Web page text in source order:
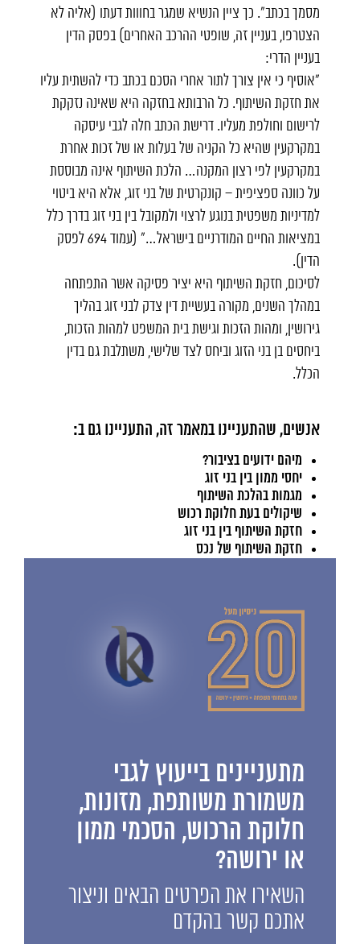
מסמך בכתב". כך ציין הנשיא שמגר בחווות דעתו (אליה לא
הצטרפו, בעניין זה, שופטי ההרכב האחרים) בפסק הדין
בעניין הדרי:
"אוסיף כי אין צורך לתור אחרי הסכם בכתב כדי להשתית עליו
את חזקת השיתוף. כל הרבותא בחזקה היא שאינה נזקקת
לרישום וחולפת מעליו. דרישת הכתב חלה לגבי עיסקה
במקרקעין שהיא כל הקניה של בעלות או של זכות אחרת
במקרקעין לפי רצון המקנה… הלכת השיתוף אינה מבוססת
על כוונה ספציפית – קונקרטית של בני זוג, אלא היא ביטוי
למדיניות משפטית בנוגע לרצוי ולמקובל בין בני זוג בדרך כלל
במציאות החיים המודרניים בישראל…" (עמוד 694 לפסק
הדין).
לסיכום, חזקת השיתוף היא יציר פסיקה אשר התפתחה
במהלך השנים, מקורה בעשיית דין צדק לבני זוג בהליך
גירושין, ומהות הזכות וגישת בית המשפט למהות הזכות,
ביחסים בן בני הזוג וביחס לצד שלישי, משתלבת גם בדין
הכלל.
אנשים, שהתעניינו במאמר זה, התעניינו גם ב:
מיהם ידועים בציבור?
יחסי ממון בין בני זוג
מגמות בהלכת השיתוף
שיקולים בעת חלוקת רכוש
חזקת השיתוף בין בני זוג
חזקת השיתוף של נכס
מתעניינים בייעוץ לגבי
משמורת משותפת, מזונות,
חלוקת הרכוש, הסכמי ממון
או ירושה?
השאירו את הפרטים הבאים וניצור
אתכם קשר בהקדם